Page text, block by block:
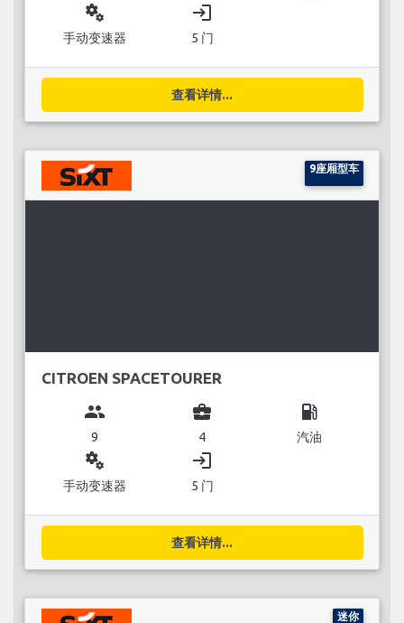
miscellaneous_services
手动变速器
login
5 门
查看详情...
9座厢型车
CITROEN SPACETOURER
group
9
business_center
4
local_gas_station
汽油
miscellaneous_services
手动变速器
login
5 门
查看详情...
迷你